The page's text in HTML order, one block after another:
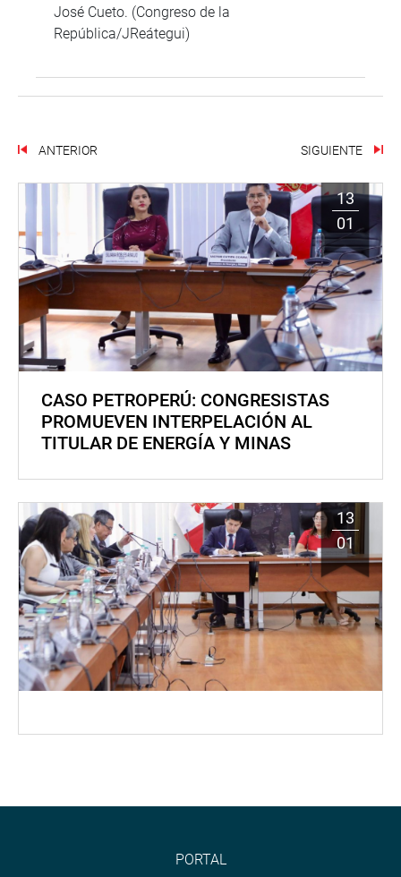
José Cueto. (Congreso de la
República/JReátegui)
ANTERIOR SIGUIENTE
13
01
CASO PETROPERÚ: CONGRESISTAS
PROMUEVEN INTERPELACIÓN AL
TITULAR DE ENERGÍA Y MINAS
13
01
PORTAL